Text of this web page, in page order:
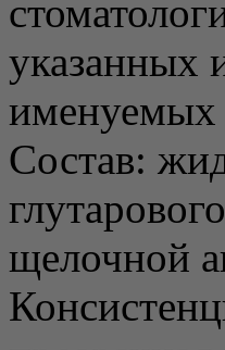
указанных
именуемых
Состав:
щелочной